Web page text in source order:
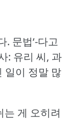
. 문법‘-다고
: 유리 씨, 과
일이 정말 많
게 오히려